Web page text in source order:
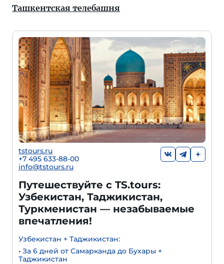
Ташкентская телебашня
tstours.ru
+7 495 633-88-00
info@tstours.ru
Путешествуйте с TS.tours:
Узбекистан, Таджикистан,
Туркменистан — незабываемые
впечатления!
Узбекистан + Таджикистан:
• За 6 дней от Самарканда до Бухары +
Таджикистан